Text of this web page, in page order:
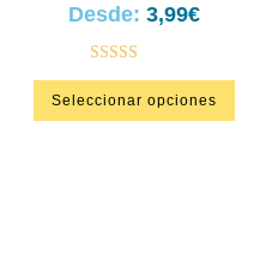
Desde: 3,99€
Valorado en
5.00de 5
Seleccionar opciones